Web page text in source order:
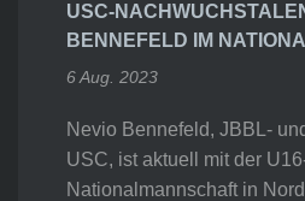
USC-
BENNEFELD IM
6 Aug. 2023
Nevio Bennefeld, JBBL-
USC, ist aktuell mit der
Nationalmannschaft in